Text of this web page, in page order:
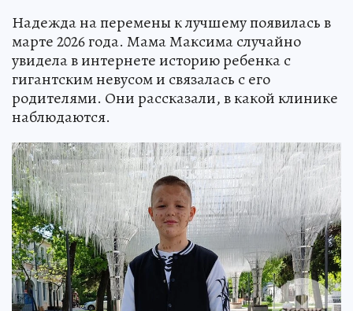
Надежда на перемены к лучшему появилась в
марте 2026 года. Мама Максима случайно
увидела в интернете историю ребенка с
гигантским невусом и связалась с его
родителями. Они рассказали, в какой клинике
наблюдаются.